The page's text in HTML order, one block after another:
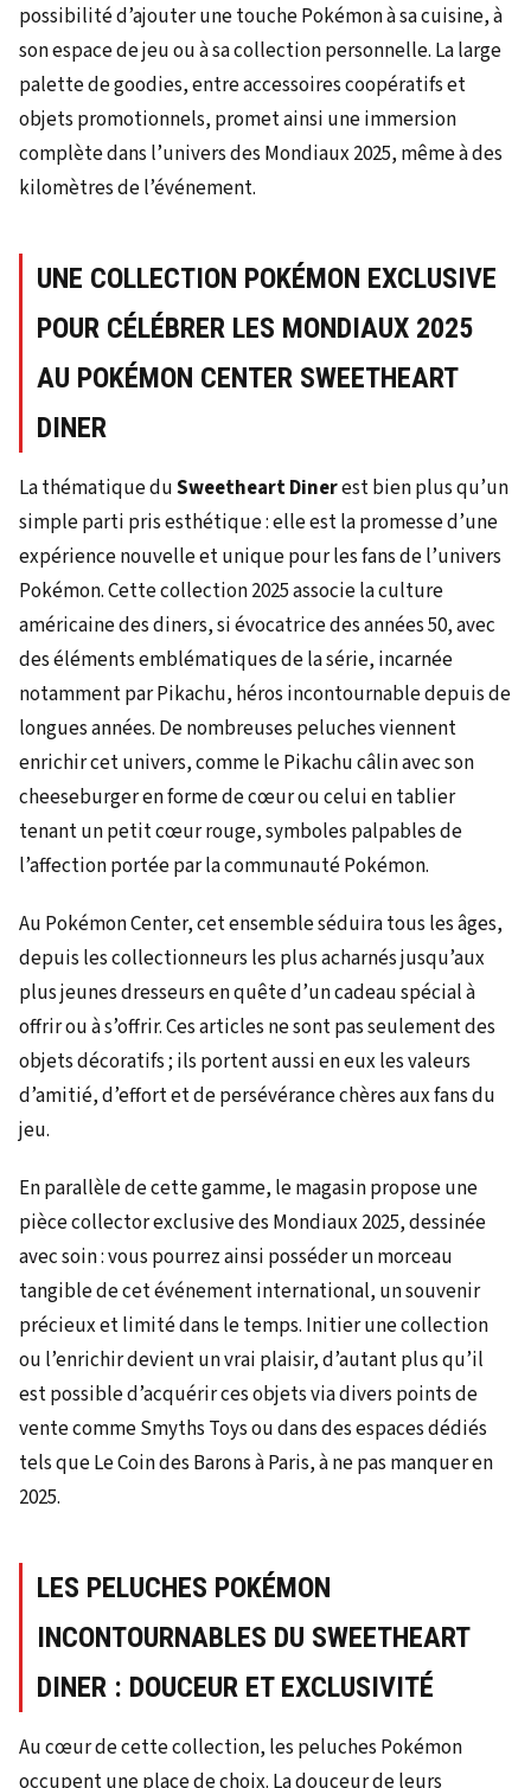
possibilité d’ajouter une touche Pokémon à sa cuisine, à
son espace de jeu ou à sa collection personnelle. La large
palette de goodies, entre accessoires coopératifs et
objets promotionnels, promet ainsi une immersion
complète dans l’univers des Mondiaux 2025, même à des
kilomètres de l’événement.
UNE COLLECTION POKÉMON EXCLUSIVE
POUR CÉLÉBRER LES MONDIAUX 2025
AU POKÉMON CENTER SWEETHEART
DINER
La thématique duSweetheart Dinerest bien plus qu’un
simple parti pris esthétique : elle est la promesse d’une
expérience nouvelle et unique pour les fans de l’univers
Pokémon. Cette collection 2025 associe la culture
américaine des diners, si évocatrice des années 50, avec
des éléments emblématiques de la série, incarnée
notamment par Pikachu, héros incontournable depuis de
longues années. De nombreuses peluches viennent
enrichir cet univers, comme le Pikachu câlin avec son
cheeseburger en forme de cœur ou celui en tablier
tenant un petit cœur rouge, symboles palpables de
l’affection portée par la communauté Pokémon.
Au Pokémon Center, cet ensemble séduira tous les âges,
depuis les collectionneurs les plus acharnés jusqu’aux
plus jeunes dresseurs en quête d’un cadeau spécial à
offrir ou à s’offrir. Ces articles ne sont pas seulement des
objets décoratifs ; ils portent aussi en eux les valeurs
d’amitié, d’effort et de persévérance chères aux fans du
jeu.
En parallèle de cette gamme, le magasin propose une
pièce collector exclusive des Mondiaux 2025, dessinée
avec soin : vous pourrez ainsi posséder un morceau
tangible de cet événement international, un souvenir
précieux et limité dans le temps. Initier une collection
ou l’enrichir devient un vrai plaisir, d’autant plus qu’il
est possible d’acquérir ces objets via divers points de
vente comme Smyths Toys ou dans des espaces dédiés
tels que Le Coin des Barons à Paris, à ne pas manquer en
2025.
LES PELUCHES POKÉMON
INCONTOURNABLES DU SWEETHEART
DINER : DOUCEUR ET EXCLUSIVITÉ
Au cœur de cette collection, les peluches Pokémon
occupent une place de choix. La douceur de leurs